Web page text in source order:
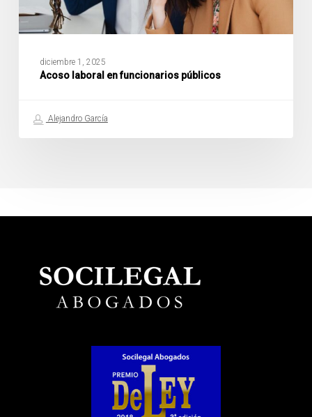
diciembre 1, 2025
Acoso laboral en funcionarios públicos
Alejandro García